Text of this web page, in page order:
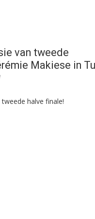
van tweede
Makiese in
halve finale!